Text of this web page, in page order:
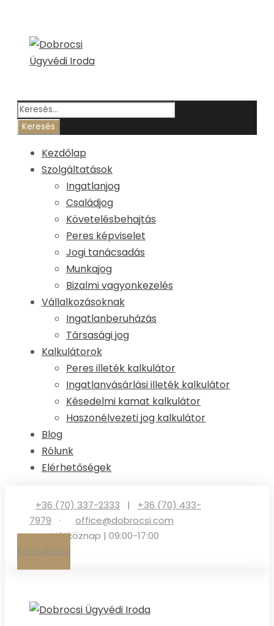
Kezdőlap
Szolgáltatások
Ingatlanjog
Családjog
Követelésbehajtás
Peres képviselet
Jogi tanácsadás
Munkajog
Bizalmi vagyonkezelés
Vállalkozásoknak
Ingatlanberuházás
Társasági jog
Kalkulátorok
Peres illeték kalkulátor
Ingatlanvásárlási illeték kalkulátor
Késedelmi kamat kalkulátor
Haszonélvezeti jog kalkulátor
Blog
Rólunk
Elérhetőségek
+36 (70) 337-2333 |
+36 (70) 433-
7979
·
office@dobrocsi.com
·
Hétköznap | 09:00-17:00
Konzultáció